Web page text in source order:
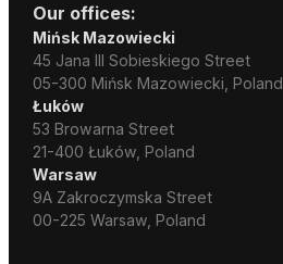
Our offices:
Mińsk Mazowiecki
45 Jana III Sobieskiego Street
05-300 Mińsk Mazowiecki, Poland
Łuków
53 Browarna Street
21-400 Łuków, Poland
Warsaw
9A Zakroczymska Street
00-225 Warsaw, Poland